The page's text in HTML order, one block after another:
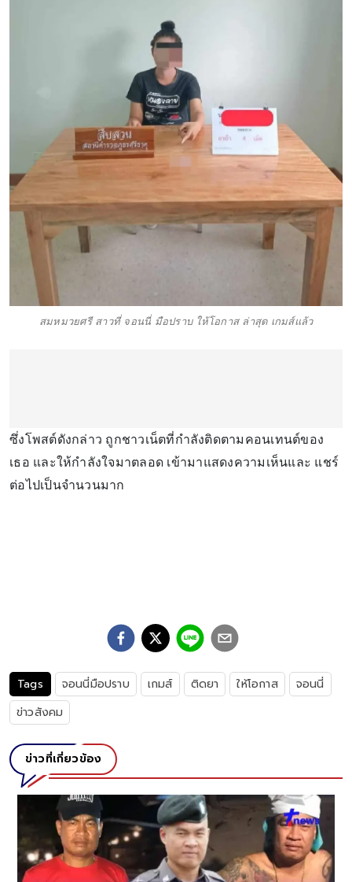
สมหมวยศรี สาวที่ จอนนี่ มือปราบ ให้โอกาส ล่าสุด เกมส์แล้ว
ซึ่งโพสต์ดังกล่าว ถูกชาวเน็ตที่กำลังติดตามคอนเทนต์ของ
เธอ และให้กำลังใจมาตลอด เข้ามาแสดงความเห็นและ แชร์
ต่อไปเป็นจำนวนมาก
Tags จอนนี่มือปราบ เกมส์ ติดยา ให้โอกาส
จอนนี่
ข่าวสังคม
ข่าวที่เกี่ยวข้อง